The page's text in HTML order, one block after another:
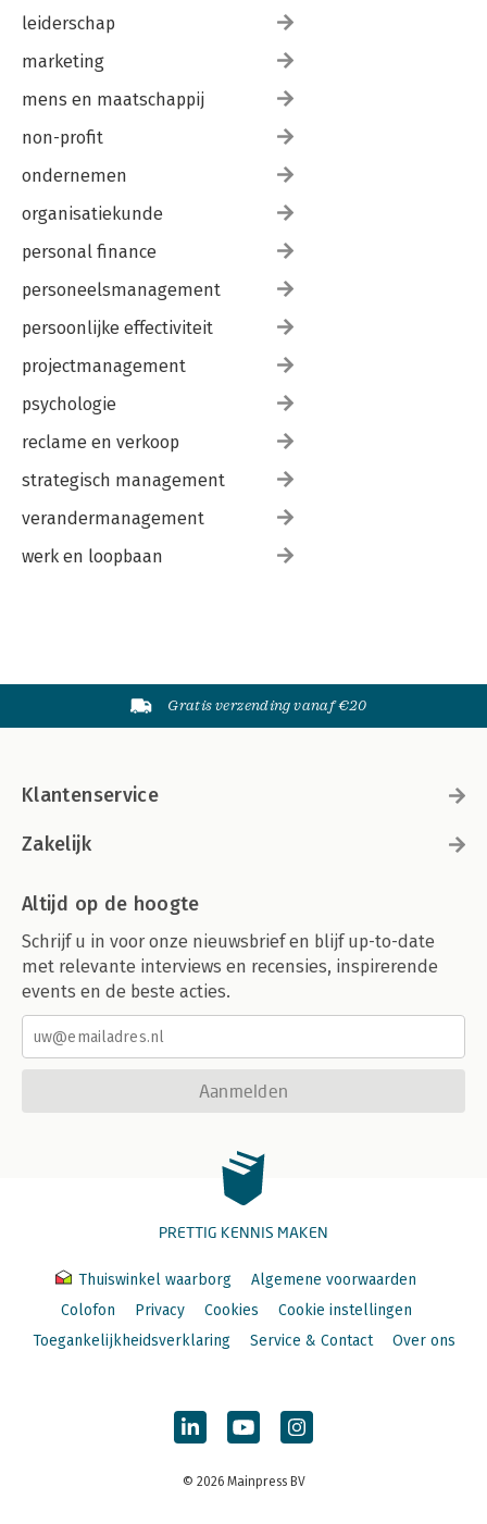
leiderschap
marketing
mens en maatschappij
non-profit
ondernemen
organisatiekunde
personal finance
personeelsmanagement
persoonlijke effectiviteit
projectmanagement
psychologie
reclame en verkoop
strategisch management
verandermanagement
werk en loopbaan
Gratis verzending vanaf €20
Klantenservice
Zakelijk
Altijd op de hoogte
Schrijf u in voor onze nieuwsbrief en blijf up-to-date
met relevante interviews en recensies, inspirerende
events en de beste acties.
Aanmelden
PRETTIG KENNIS MAKEN
Thuiswinkel waarborg
Algemene voorwaarden
Colofon
Privacy Cookies
Cookie instellingen
Toegankelijkheidsverklaring
Service & Contact Over ons
© 2026 Mainpress BV